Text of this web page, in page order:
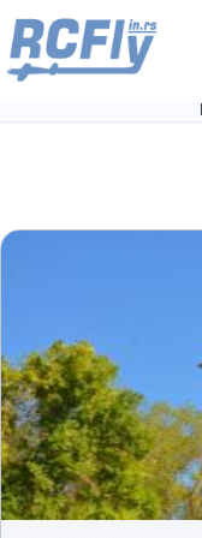
Skip to main content